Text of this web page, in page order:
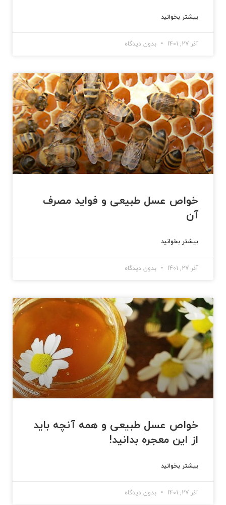
بیشتر بخوانید
آذر 27, 1401 بدون دیدگاه
خواص عسل طبیعی و فواید مصرف
آن
بیشتر بخوانید
آذر 27, 1401 بدون دیدگاه
خواص عسل طبیعی و همه آ‌نچه باید
از این معجره بدانید!
بیشتر بخوانید
آذر 27, 1401 بدون دیدگاه